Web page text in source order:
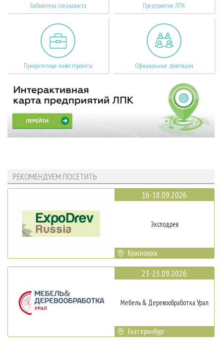
Библиотека специалиста Предприятия ЛПК
Приоритетные инвестпроекты Официальные делегации
РЕКОМЕНДУЕМ ПОСЕТИТЬ
16-18.09.2026
Эксподрев
Красноярск
23-25.09.2026
Мебель & Деревообработка Урал
Екатеринбург